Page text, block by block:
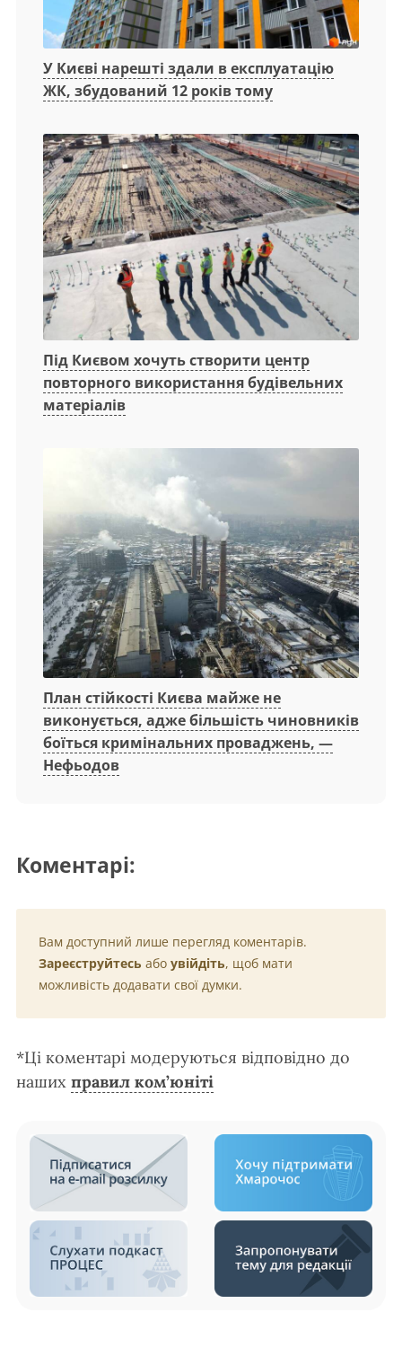
У Києві нарешті здали в експлуатацію
ЖК, збудований 12 років тому
Під Києвом хочуть створити центр
повторного використання будівельних
матеріалів
План стійкості Києва майже не
виконується, адже більшість чиновників
боїться кримінальних проваджень, —
Нефьодов
Коментарі:
Вам доступний лише перегляд коментарів.
Зареєструйтесь або увійдіть, щоб мати
можливість додавати свої думки.
*Ці коментарі модеруються відповідно до
наших правил ком’юніті